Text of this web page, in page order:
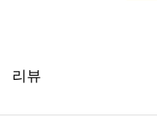
리뷰